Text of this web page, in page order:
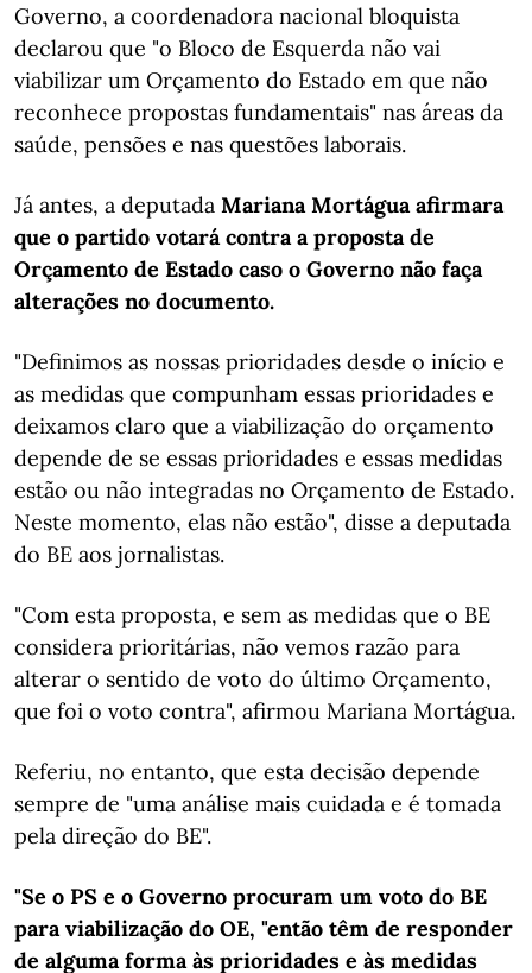
Governo, a coordenadora nacional bloquista
declarou que "o Bloco de Esquerda não vai
viabilizar um Orçamento do Estado em que não
reconhece propostas fundamentais" nas áreas da
saúde, pensões e nas questões laborais.
Já antes, a deputada Mariana Mortágua afirmara
que o partido votará contra a proposta de
Orçamento de Estado caso o Governo não faça
alterações no documento.
"Definimos as nossas prioridades desde o início e
as medidas que compunham essas prioridades e
deixamos claro que a viabilização do orçamento
depende de se essas prioridades e essas medidas
estão ou não integradas no Orçamento de Estado.
Neste momento, elas não estão", disse a deputada
do BE aos jornalistas.
"Com esta proposta, e sem as medidas que o BE
considera prioritárias, não vemos razão para
alterar o sentido de voto do último Orçamento,
que foi o voto contra", afirmou Mariana Mortágua.
Referiu, no entanto, que esta decisão depende
sempre de "uma análise mais cuidada e é tomada
pela direção do BE".
"Se o PS e o Governo procuram um voto do BE
para viabilização do OE, "então têm de responder
de alguma forma às prioridades e às medidas